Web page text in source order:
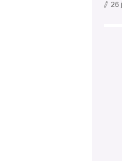
26